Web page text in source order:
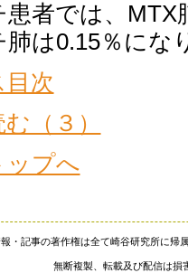
患者では、
肺は0.15％にな
目次
（３）
ップへ
・記事の著作権は全て崎谷研究所に帰
無断複製、転載及び配信は損